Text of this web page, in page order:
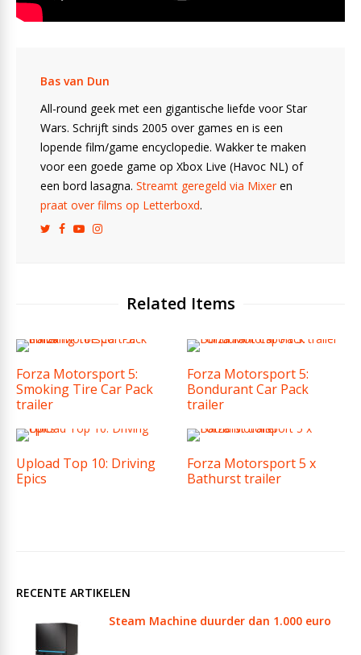
Bas van Dun
All-round geek met een gigantische liefde voor Star
Wars. Schrijft sinds 2005 over games en is een
lopende film/game encyclopedie. Wakker te maken
voor een goede game op Xbox Live (Havoc NL) of
een bord lasagna. Streamt geregeld via Mixeren
praat over films op Letterboxd.
Related Items
Forza Motorsport 5:
Smoking Tire Car Pack
trailer
Forza Motorsport 5:
Bondurant Car Pack
trailer
Upload Top 10: Driving
Epics
Forza Motorsport 5 x
Bathurst trailer
RECENTE ARTIKELEN
Steam Machine duurder dan 1.000 euro